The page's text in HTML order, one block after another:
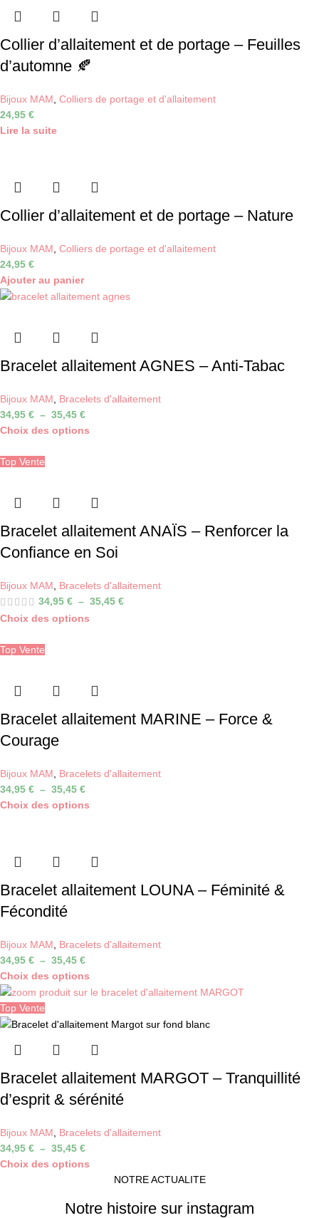
Collier d’allaitement et de portage – Feuilles
d’automne 🍂
Bijoux MAM Colliers de portage et d'allaitement
24,95 €
Lire la suite
Collier d’allaitement et de portage – Nature
Bijoux MAM Colliers de portage et d'allaitement
24,95 €
Ajouter au panier
Bracelet allaitement AGNES – Anti-Tabac
Bijoux MAM, Bracelets d'allaitement
34,95 € – 35,45 €
Choix des options
Top Vente
Bracelet allaitement ANAÏS – Renforcer la
Confiance en Soi
Bijoux MAM, Bracelets d'allaitement
34,95 € – 35,45 €
Choix des options
Top Vente
Bracelet allaitement MARINE – Force &
Courage
Bijoux MAM
Bracelets d'allaitement
34,95 € – 35,45 €
Choix des options
Bracelet allaitement LOUNA – Féminité &
Fécondité
Bijoux MAM
Bracelets d'allaitement
34,95 € – 35,45 €
Choix des options
Top Vente
Bracelet allaitement MARGOT – Tranquillité
d’esprit & sérénité
Bijoux MAM
Bracelets d'allaitement
34,95 € – 35,45 €
Choix des options
NOTRE ACTUALITE
Notre histoire sur instagram